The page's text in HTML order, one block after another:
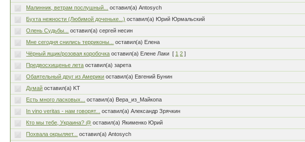
Малинник, ветрам послушный...
оставил(а) Antosych
Бухта нежности (Любимой доченьке...) оставил(а) Юрий Юрмальский
Олень Судьбы...
оставил(а) сергей несин
Мне сегодня снились терриконы...
оставил(а) Елена
Чёрный ящик/розовая коробочка оставил(а) Елене Лаки [ 1 2 ]
Предвосхищенье лета оставил(а) зарета
Обаятельный друг из Америки оставил(а) Евгений Бунин
Думай оставил(а) KT
Есть много ласковых...
оставил(а) Вера_из_Майкопа
In vino veritas - нам говорят...
оставил(а) Александр Зрячкин
Кто мы тебе, Украина? @ оставил(а) Якименко Юрий
Похвала окрыляет...
оставил(а) Antosych